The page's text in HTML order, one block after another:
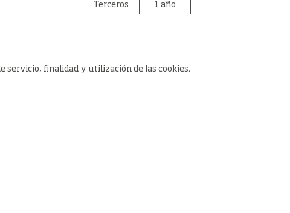
Terceros 1 año
servicio, finalidad y utilización de las cookies,